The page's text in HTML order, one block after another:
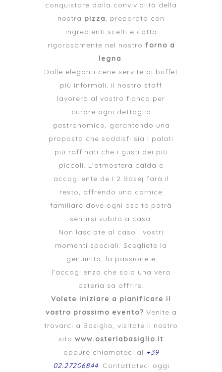
conquistare dalla convivialità della
nostra pizza, preparata con
ingredienti scelti e cotta
rigorosamente nel nostro forno a
legna.
Dalle eleganti cene servite ai buffet
più informali, il nostro staff
lavorerà al vostro fianco per
curare ogni dettaglio
gastronomico, garantendo una
proposta che soddisfi sia i palati
più raffinati che i gusti dei più
piccoli. L’atmosfera calda e
accogliente de I 2 Baséj farà il
resto, offrendo una cornice
familiare dove ogni ospite potrà
sentirsi subito a casa.
Non lasciate al caso i vostri
momenti speciali. Scegliete la
genuinità, la passione e
l’accoglienza che solo una vera
osteria sa offrire.
Volete iniziare a pianificare il
vostro prossimo evento? Venite a
trovarci a Basiglio, visitate il nostro
sito www.osteriabasiglio.it
oppure chiamateci al +39
02.27206844. Contattateci oggi